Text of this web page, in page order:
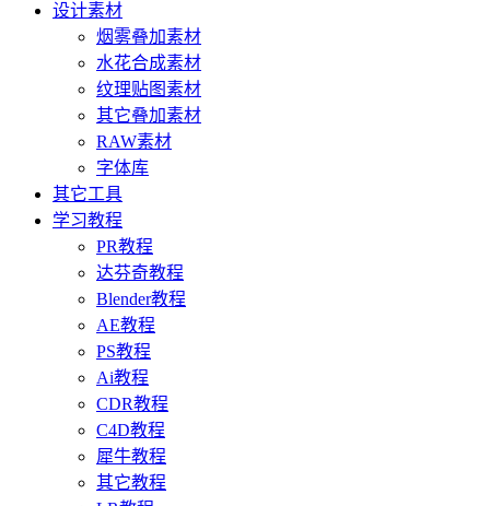
设计素材
烟雾叠加素材
水花合成素材
纹理贴图素材
其它叠加素材
RAW素材
字体库
其它工具
学习教程
PR教程
达芬奇教程
Blender教程
AE教程
PS教程
Ai教程
CDR教程
C4D教程
犀牛教程
其它教程